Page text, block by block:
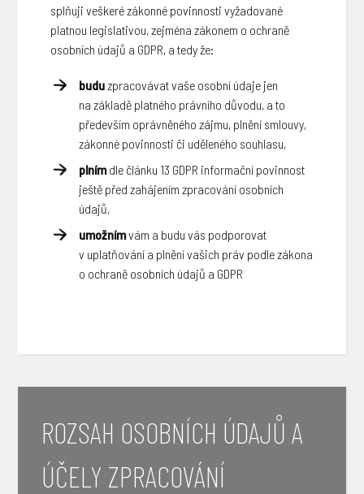
splňuji veškeré zákonné povinnosti vyžadované
platnou legislativou, zejména zákonem o ochraně
osobních údajů a GDPR, a tedy že:
buduzpracovávat vaše osobní údaje jen
na základě platného právního důvodu, a to
především oprávněného zájmu, plnění smlouvy,
zákonné povinnosti či uděleného souhlasu,
plnímdle článku 13 GDPR informační povinnost
ještě před zahájením zpracování osobních
údajů,
umožnímvám a budu vás podporovat
v uplatňování a plnění vašich práv podle zákona
o ochraně osobních údajů a GDPR
ROZSAH OSOBNÍCH ÚDAJŮ A
ÚČELY ZPRACOVÁNÍ